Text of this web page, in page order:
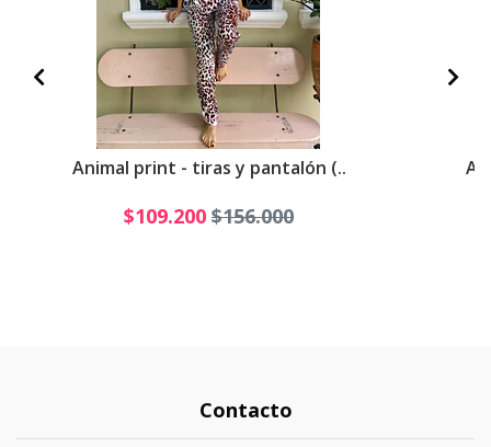
Animal print - tiras y pantalón (..
$109.200 $156.000
Contacto